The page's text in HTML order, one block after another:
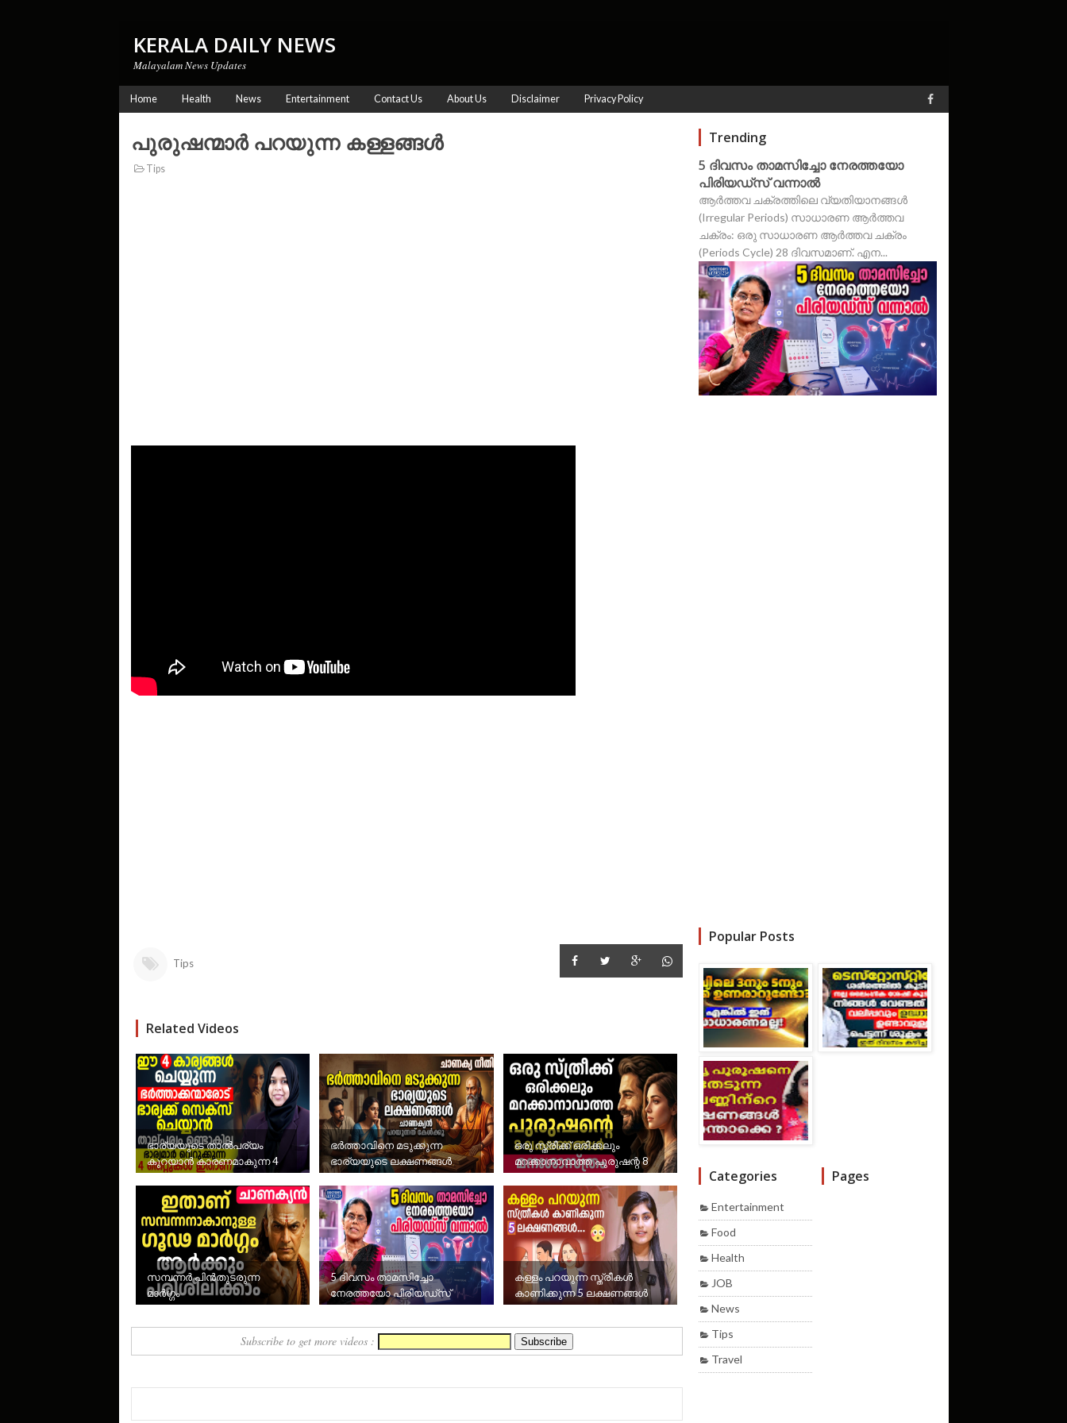
KERALA DAILY NEWS
Malayalam News Updates
Home Health News Entertainment Contact Us About Us Disclaimer Privacy Policy
പുരുഷന്മാർ പറയുന്ന കള്ളങ്ങൾ
Tips
Tips
Related Videos
ഭാര്യയുടെ താൽപര്യം
കുറയാൻ കാരണമാകുന്ന 4
സാധാരണ തെറ്റുകൾ
ഭർത്താവിനെ മടുക്കുന്ന
ഭാര്യയുടെ ലക്ഷണങ്ങൾ
ഒരു സ്ത്രീക്ക് ഒരിക്കലും
മറക്കാനാവാത്ത പുരുഷന്റ 8
ലക്ഷണങ്ങൾ
സമ്പന്നർ പിൻതുടരുന്ന
മാർഗ്ഗം
5 ദിവസം താമസിച്ചോ
നേരത്തയോ പിരിയഡ്‌സ്
വന്നാൽ
കള്ളം പറയുന്ന സ്ത്രീകൾ
കാണിക്കുന്ന 5 ലക്ഷണങ്ങൾ
Subscribe to get more videos :
Trending
5 ദിവസം താമസിച്ചോ നേരത്തയോ
പിരിയഡ്‌സ് വന്നാൽ
ആർത്തവ ചക്രത്തിലെ വ്യതിയാനങ്ങൾ
(Irregular Periods) സാധാരണ ആർത്തവ
ചക്രം: ഒരു സാധാരണ ആർത്തവ ചക്രം
(Periods Cycle) 28 ദിവസമാണ്. എന...
Popular Posts
Categories
Entertainment
Food
Health
JOB
News
Tips
Travel
Pages